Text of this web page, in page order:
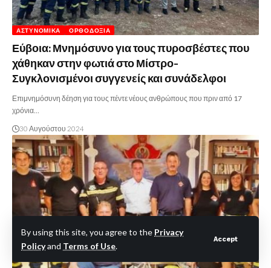
By using this site, you agree to the Privacy
Policyand Terms of Use.
Accept
ΑΣΤΥΝΟΜΙΚΆ ΟΡΘΟΔΟΞΊΑ
Εύβοια: Μνημόσυνο για τους πυροσβέστες που
χάθηκαν στην φωτιά στο Μίστρο-
Συγκλονισμένοι συγγενείς και συνάδελφοι
Επιμνημόσυνη δέηση για τους πέντε νέους ανθρώπους που πριν από 17
χρόνια…
30 Αυγούστου 2024